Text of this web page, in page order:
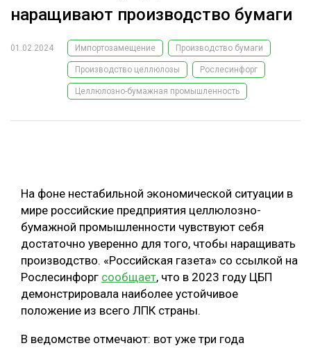
ЛЕСНОЕ ХОЗЯЙСТВО
ЛЕСОЗАГОТОВКА
ЛЕСОВОССТАНОВЛЕНИЕ И ЗАЩИТА
ЛОГИСТИКА
ПРОИЗВОДСТВО ДРЕВЕСНЫХ ПЛИТ
ЦБП
КОМПЛЕКСНАЯ ПЕРЕРАБОТКА
ЛЕСОПИЛЕНИЕ
ТЕМАТИЧЕСКИЕ ПРОЕКТЫ
ПОДБОРКИ СТАТЕЙ
ЭКСПЕРТНОЕ МНЕНИЕ
наращивают производство бумаги
01.02.2024 Импортозамещение Производство бумаги
Производство целлюлозы Рослесинфорг
Целлюлозно-бумажная промышленность
На фоне нестабильной экономической ситуации в
мире российские предприятия целлюлозно-
бумажной промышленности чувствуют себя
достаточно уверенно для того, чтобы наращивать
производство. «Российская газета» со ссылкой на
Рослесинфорг сообщает, что в 2023 году ЦБП
демонстрировала наиболее устойчивое
положение из всего ЛПК страны.
В ведомстве отмечают: вот уже три года